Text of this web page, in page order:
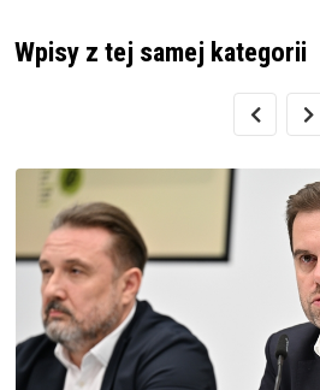
Wpisy z tej samej kategorii